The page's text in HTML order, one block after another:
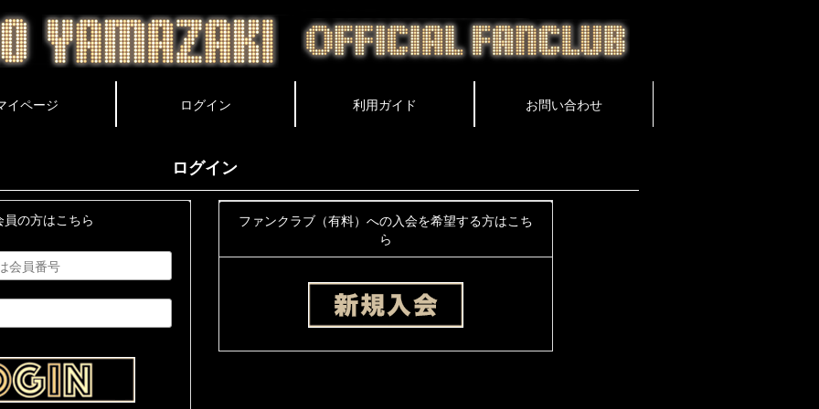
ログイン
の方はこちら
ファンクラブ（有料）への入会を希望する方はこち
ら